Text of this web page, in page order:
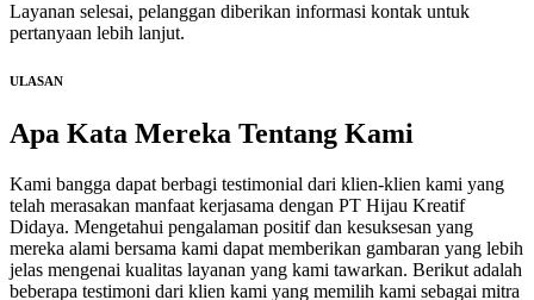
Layanan selesai, pelanggan diberikan informasi kontak untuk
pertanyaan lebih lanjut.
ULASAN
Apa Kata Mereka Tentang Kami
Kami bangga dapat berbagi testimonial dari klien-klien kami yang
telah merasakan manfaat kerjasama dengan PT Hijau Kreatif
Didaya. Mengetahui pengalaman positif dan kesuksesan yang
mereka alami bersama kami dapat memberikan gambaran yang lebih
jelas mengenai kualitas layanan yang kami tawarkan. Berikut adalah
beberapa testimoni dari klien kami yang memilih kami sebagai mitra